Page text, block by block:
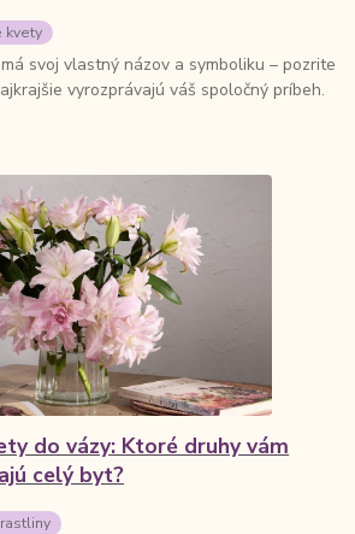
kvety
svoj vlastný názov a symboliku – pozrite
vyrozprávajú váš spoločný príbeh.
do vázy: Ktoré druhy vám
celý byt?